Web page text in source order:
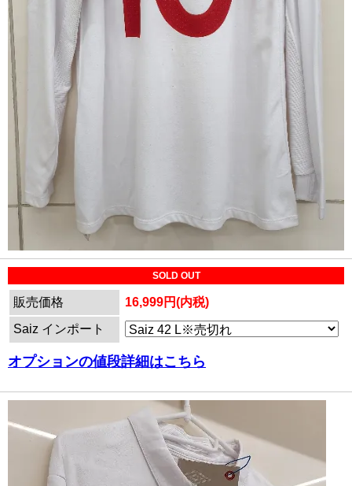
SOLD OUT
販売価格
16,999円(内税)
Saiz インポート
オプションの値段詳細はこちら